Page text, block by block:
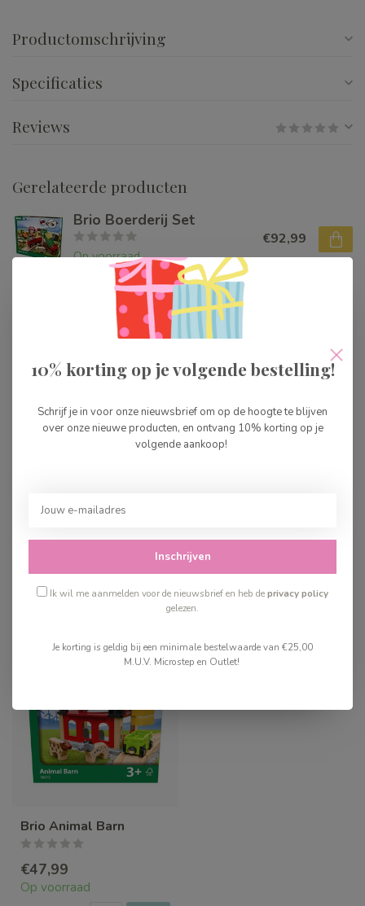
Productomschrijving
Specificaties
Reviews
Gerelateerde producten
Brio Boerderij Set
Op voorraad
€92,99
Brio Treinset Deluxe
Op voorraad
Op voorraad
€29,99
Op voorraad
Recent bekeken
Brio Animal Barn
€47,99
Op voorraad
10% korting op je volgende bestelling!
Schrijf je in voor onze nieuwsbrief om op de hoogte te blijven
over onze nieuwe producten, en ontvang 10% korting op je
volgende aankoop!
Inschrijven
Ik wil me aanmelden voor de nieuwsbrief en heb deprivacy policy
gelezen.
Je korting is geldig bij een minimale bestelwaarde van €25,00
M.U.V. Microstep en Outlet!